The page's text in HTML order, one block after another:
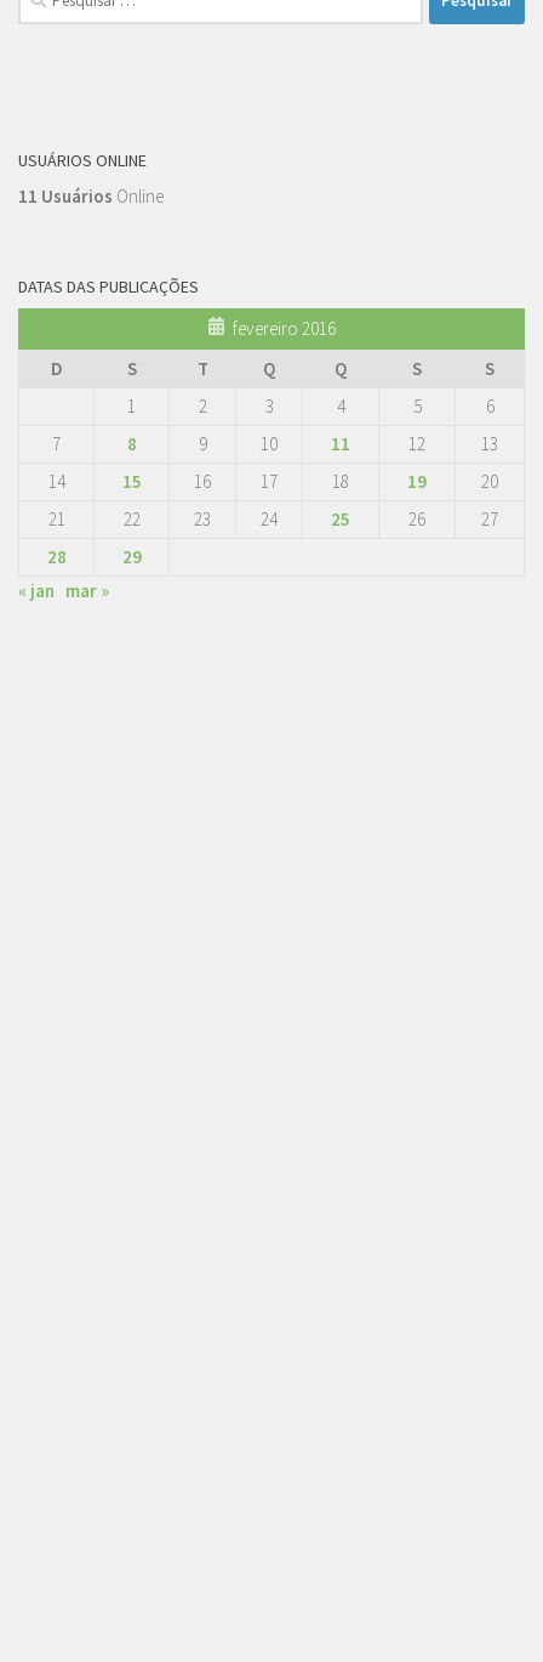
por:
USUÁRIOS ONLINE
11 Usuários Online
DATAS DAS PUBLICAÇÕES
fevereiro 2016
D
S T Q Q S
S
1
2 3 4 5
6
7
8 9 10 11 12
13
14
15 16 17 18 19
20
21
22 23 24 25 26
27
28
29
« jan mar »